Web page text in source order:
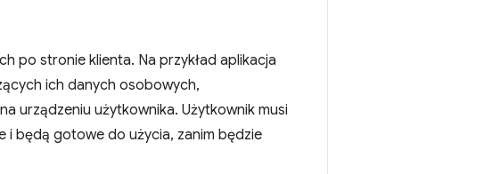
po stronie klienta. Na przykład aplikacja
ich danych osobowych,
urządzeniu użytkownika. Użytkownik musi
będą gotowe do użycia, zanim będzie